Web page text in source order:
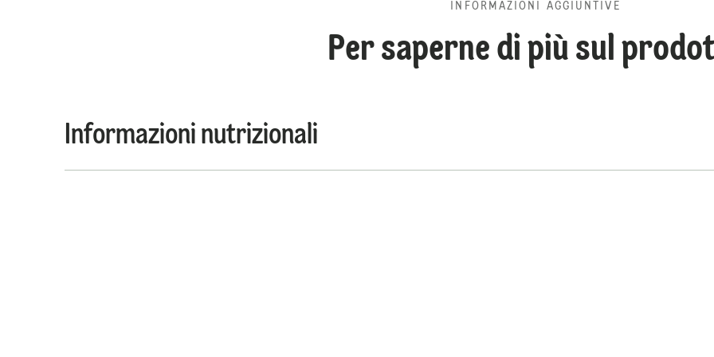
INFORMAZIONI AGGIUNTIVE
Per saperne di più sul
Informazioni nutrizionali